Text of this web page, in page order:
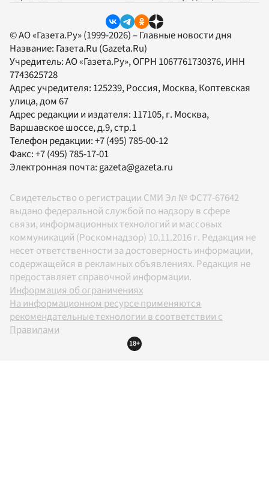
© АО «Газета.Ру» (1999-2026) – Главные новости дня
Название: Газета.Ru (Gazeta.Ru)
Учредитель:АО «Газета.Ру», ОГРН 1067761730376, ИНН
7743625728
Адрес учредителя: 125239, Россия, Москва, Коптевская
улица, дом 67
Адрес редакции и издателя: 117105, г. Москва,
Варшавское шоссе, д.9, стр.1
Телефон редакции:+7 (495) 785-00-12
Факс:+7 (495) 785-17-01
Электронная почта:gazeta@gazeta.ru
Свидетельство о регистрации СМИ Эл № ФС77-67642
выдано федеральной службой по надзору в сфере
связи, информационных технологий и массовых
коммуникаций (Роскомнадзор) 10.11.2016 г. Редакция не
несет ответственности за достоверность информации,
содержащейся в рекламных объявлениях. Редакция не
предоставляет справочной информации.
Информация об ограничениях
На информационном ресурсе применяются
рекомендательные технологии в соответствии с
Правилами
18+